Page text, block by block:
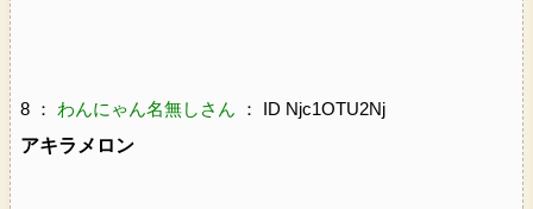
8 ： わんにゃん名無しさん ： ID Njc1OTU2Nj
アキラメロン